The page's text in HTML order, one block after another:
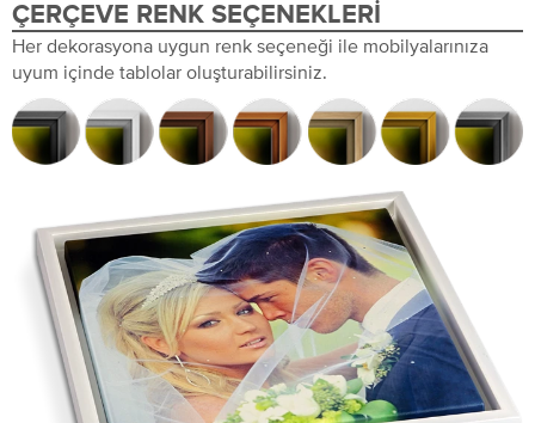
ÇERÇEVE RENK SEÇENEKLERI
Her dekorasyona uygun renk seçeneği ile mobilyalarınıza
uyum içinde tablolar oluşturabilirsiniz.